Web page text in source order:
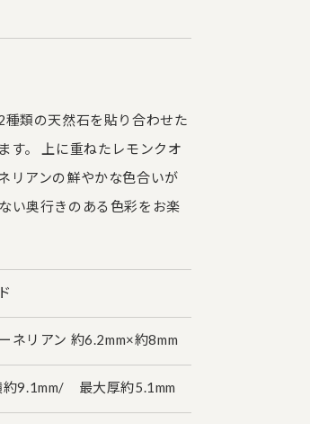
類の天然石を貼り合わせた
す。 上に重ねたレモンクオ
リアンの鮮やかな色合いが
い奥行きのある色彩をお楽
リアン 約6.2mm×約8mm
9.1mm/ 最大厚約5.1mm